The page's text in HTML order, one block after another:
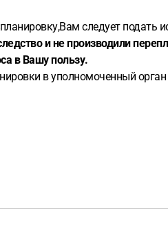
следует подать
и не производили
в Вашу пользу.
в уполномоченный